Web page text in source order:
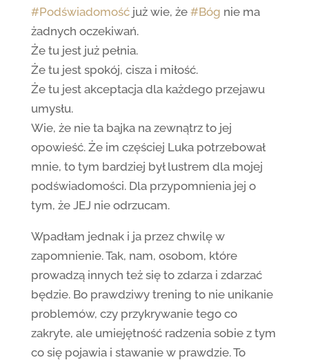
#Podświadomośćjuż wie, że #Bóg nie ma
żadnych oczekiwań.
Że tu jest już pełnia.
Że tu jest spokój, cisza i miłość.
Że tu jest akceptacja dla każdego przejawu
umysłu.
Wie, że nie ta bajka na zewnątrz to jej
opowieść. Że im częściej Luka potrzebował
mnie, to tym bardziej był lustrem dla mojej
podświadomości. Dla przypomnienia jej o
tym, że JEJ nie odrzucam.
Wpadłam jednak i ja przez chwilę w
zapomnienie. Tak, nam, osobom, które
prowadzą innych też się to zdarza i zdarzać
będzie. Bo prawdziwy trening to nie unikanie
problemów, czy przykrywanie tego co
zakryte, ale umiejętność radzenia sobie z tym
co się pojawia i stawanie w prawdzie. To